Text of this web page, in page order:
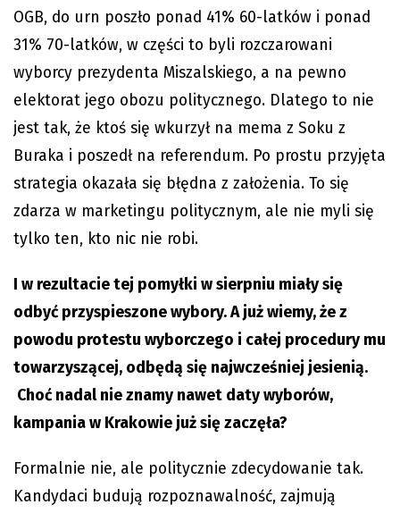
OGB, do urn poszło ponad 41% 60-latków i ponad
31% 70-latków, w części to byli rozczarowani
wyborcy prezydenta Miszalskiego, a na pewno
elektorat jego obozu politycznego. Dlatego to nie
jest tak, że ktoś się wkurzył na mema z Soku z
Buraka i poszedł na referendum. Po prostu przyjęta
strategia okazała się błędna z założenia. To się
zdarza w marketingu politycznym, ale nie myli się
tylko ten, kto nic nie robi.
I w rezultacie tej pomyłki w sierpniu miały się
odbyć przyspieszone wybory. A już wiemy, że z
powodu protestu wyborczego i całej procedury mu
towarzyszącej, odbędą się najwcześniej jesienią.
Choć nadal nie znamy nawet daty wyborów,
kampania w Krakowie już się zaczęła?
Formalnie nie, ale politycznie zdecydowanie tak.
Kandydaci budują rozpoznawalność, zajmują